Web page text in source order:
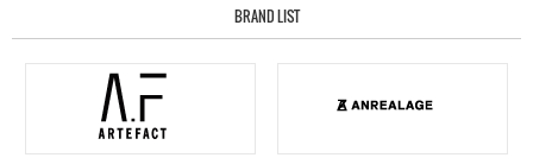
BRAND LIST